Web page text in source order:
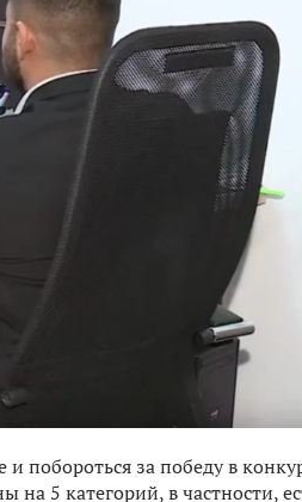
побороться за победу в
5 категорий, в частности,